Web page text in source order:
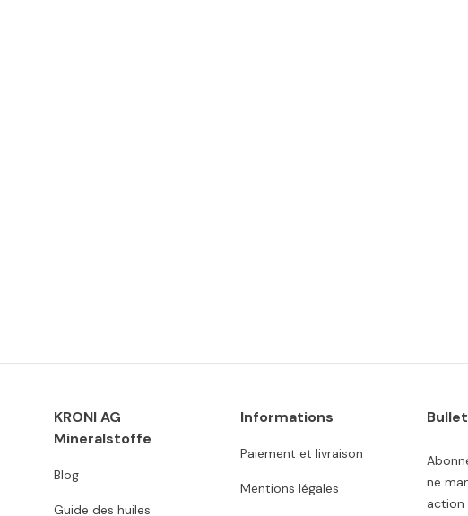
KRONI AG
Mineralstoffe
Blog
Guide des huiles
Informations
Paiement et livraison
Mentions légales
ne
action